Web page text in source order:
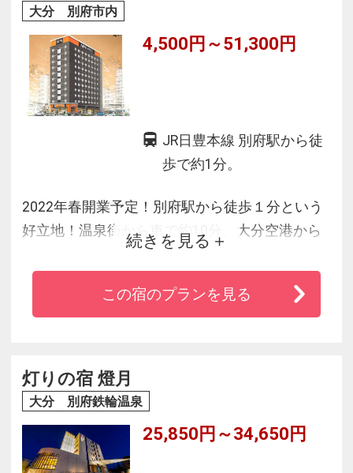
大分 別府市内
4,500円～51,300円
JR日豊本線 別府駅から徒
歩で約1分。
2022年春開業予定！別府駅から徒歩１分という
好立地！温泉街から車で約10分、大分空港から
車で約40分。観光やビジネスにもとても便利な
ホテルです。
続きを見る
この宿のプランを見る
灯りの宿 燈月
大分 別府鉄輪温泉
25,850円～34,650円